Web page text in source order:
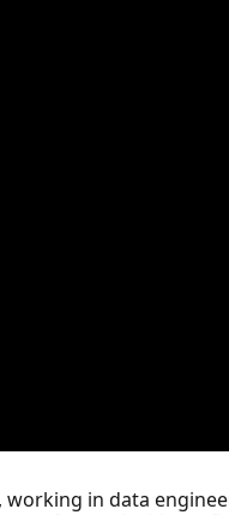
working in data